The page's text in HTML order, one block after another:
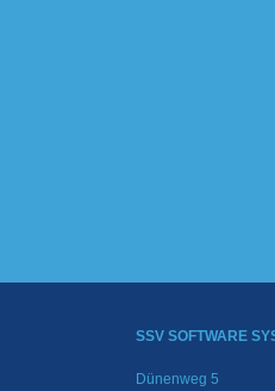
SSV SOFTWARE
Dünenweg 5